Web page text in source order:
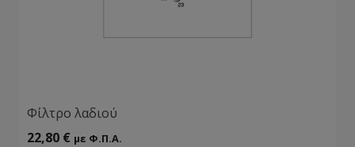
Φίλτρο λαδιού
22,80 € με Φ.Π.Α.